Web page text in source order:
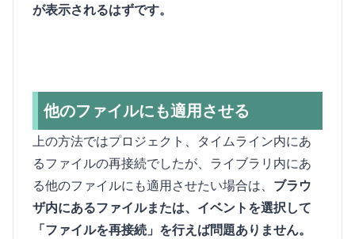
が表示されるはずです。
他のファイルにも適用させる
上の方法ではプロジェクト、タイムライン内にあ
るファイルの再接続でしたが、ライブラリ内にあ
る他のファイルにも適用させたい場合は、 ブラウ
ザ内にあるファイルまたは、イベントを選択して
「ファイルを再接続」を行えば問題ありません。